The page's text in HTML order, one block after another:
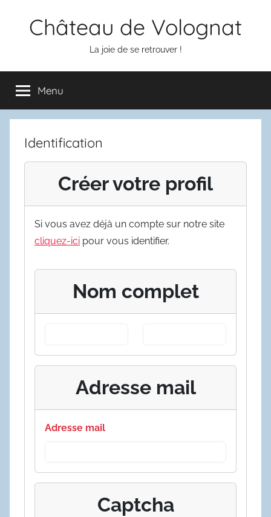
Château de Volognat
La joie de se retrouver !
Menu
Identification
Créer votre profil
Si vous avez déjà un compte sur notre site
cliquez-ici pour vous identifier.
Nom complet
Adresse mail
Adresse mail
Captcha